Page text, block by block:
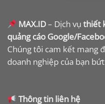
MAX.ID– Dịch vụthiết
quảng cáo Google/
Chúng tôi cam kết mang
doanh nghiệp của bạn
Thông tin liên hệ